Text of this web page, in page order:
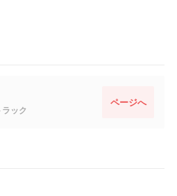
ック
ページへ